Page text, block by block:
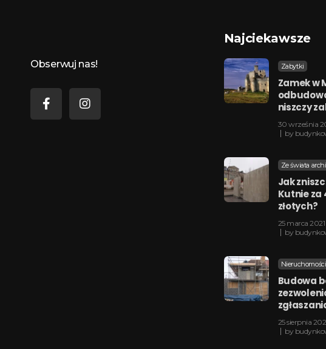
Obserwuj nas!
Najciekawsze
Zabytki
Zamek w
niszczy
30 września
by
Ze świata
Jak
Kutnie za
złotych?
25 marca 2021
by
Nieruchomości
Budowa
25 sierpnia
by